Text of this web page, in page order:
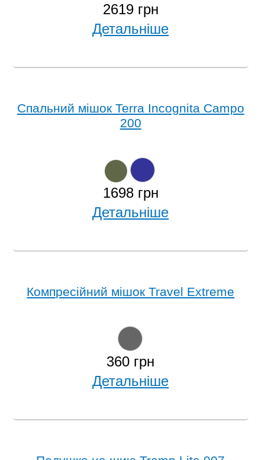
2619 грн
Детальніше
Спальний мішок Terra Incognita Campo
200
1698 грн
Детальніше
Компресійний мішок Travel Extreme
360 грн
Детальніше